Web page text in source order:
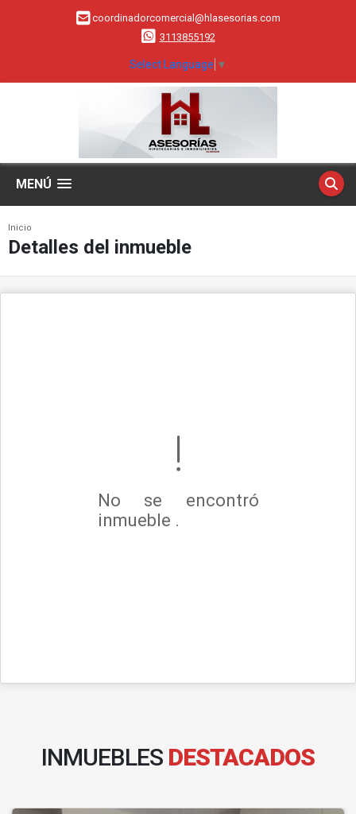
coordinadorcomercial@hlasesorias.com
3113855192
Select Language ▼
MENÚ
Inicio
Detalles del inmueble
No se encontró
inmueble .
INMUEBLES DESTACADOS